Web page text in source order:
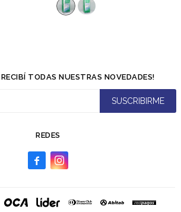
REDES
 
TODAS NUESTRAS NOVEDADES!
SUSCRIBIRME